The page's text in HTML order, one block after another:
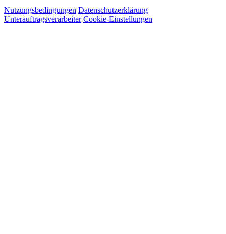
Nutzungsbedingungen Datenschutzerklärung
Unterauftragsverarbeiter Cookie-Einstellungen